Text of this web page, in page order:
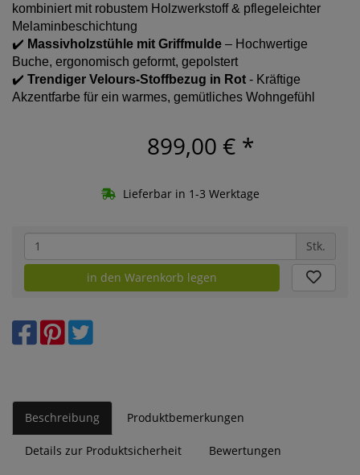
kombiniert mit robustem Holzwerkstoff & pflegeleichter
Melaminbeschichtung
✔️ Massivholzstühle mit Griffmulde – Hochwertige
Buche, ergonomisch geformt, gepolstert
✔️ Trendiger Velours-Stoffbezug in Rot - Kräftige
Akzentfarbe für ein warmes, gemütliches Wohngefühl
899,00 € *
Lieferbar in 1-3 Werktage
Stk.
in den Warenkorb legen
Beschreibung Produktbemerkungen
Details zur Produktsicherheit Bewertungen